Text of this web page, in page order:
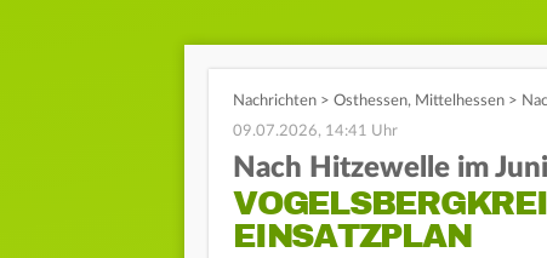
Nachrichten > Osthessen, Mittelhessen >
09.07.2026, 14:41 Uhr
Nach Hitzewelle im Juni
EINSATZPLAN